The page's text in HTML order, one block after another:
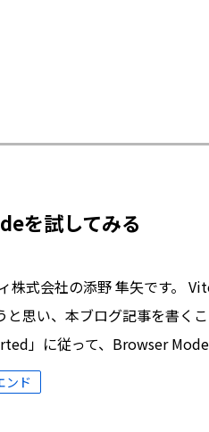
を試してみる
株式会社の添野 隼矢です。
と思い、本ブログ記事を書く
」に従って、Browser
ンド